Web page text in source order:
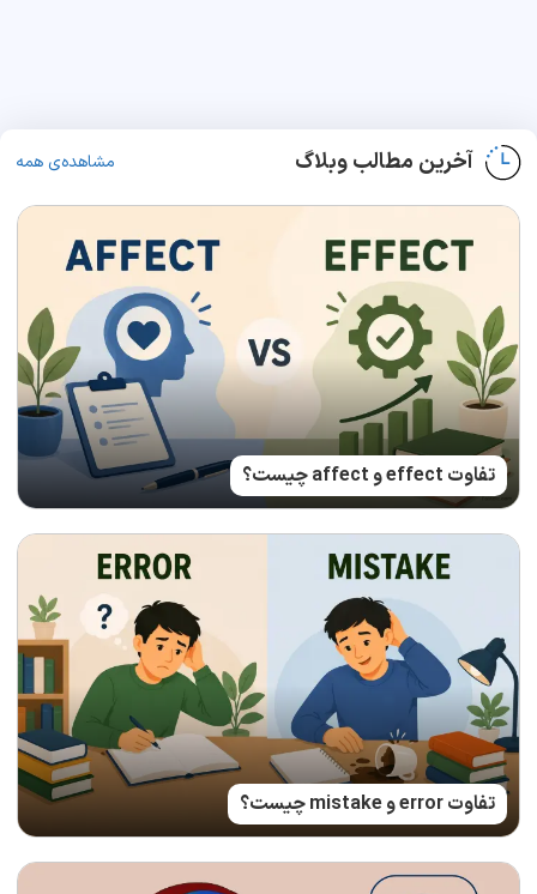
آخرین مطالب وبلاگ مشاهده‌ی همه
تفاوت effect و affect چیست؟
تفاوت error و mistake چیست؟